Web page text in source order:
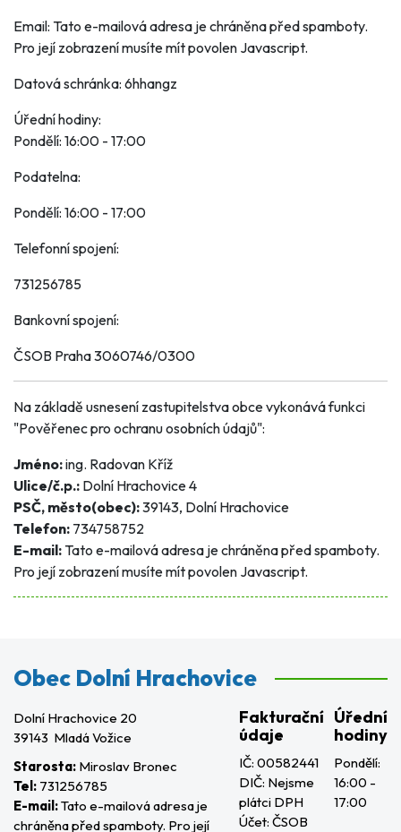
Email: Tato e-mailová adresa je chráněna před spamboty.
Pro její zobrazení musíte mít povolen Javascript.
Datová schránka: 6hhangz
Úřední hodiny:
Pondělí: 16:00 - 17:00
Podatelna:
Pondělí: 16:00 - 17:00
Telefonní spojení:
731256785
Bankovní spojení:
ČSOB Praha 3060746/0300
Na základě usnesení zastupitelstva obce vykonává funkci
"Pověřenec pro ochranu osobních údajů":
Jméno:ing. Radovan Kříž
Ulice/č.p.: Dolní Hrachovice 4
PSČ, město(obec):39143, Dolní Hrachovice
Telefon: 734758752
E-mail: Tato e-mailová adresa je chráněna před spamboty.
Pro její zobrazení musíte mít povolen Javascript.
Obec Dolní Hrachovice
Dolní Hrachovice 20
39143 Mladá Vožice
Starosta: Miroslav Bronec
Tel: 731256785
E-mail:Tato e-mailová adresa je
chráněna před spamboty. Pro její
Fakturační
údaje
IČ: 00582441
DIČ: Nejsme
plátci DPH
Účet: ČSOB
Úřední
hodiny
Pondělí:
16:00 -
17:00